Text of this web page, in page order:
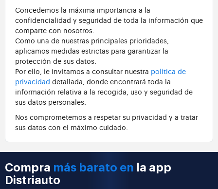
Concedemos la máxima importancia a la
confidencialidad y seguridad de toda la información que
comparte con nosotros.
Como una de nuestras principales prioridades,
aplicamos medidas estrictas para garantizar la
protección de sus datos.
Por ello, le invitamos a consultar nuestra política de
privacidad detallada, donde encontrará toda la
información relativa a la recogida, uso y seguridad de
sus datos personales.
Nos comprometemos a respetar su privacidad y a tratar
sus datos con el máximo cuidado.
Compra más barato en la app
Distriauto